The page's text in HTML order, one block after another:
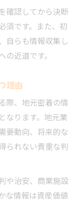
確認してから決断
須です。また、初
自らも情報収集し
近道です。
理由
際、地元密着の情
なります。地元業
要動向、将来的な
られない貴重な判
や治安、商業施設
な情報は資産価値